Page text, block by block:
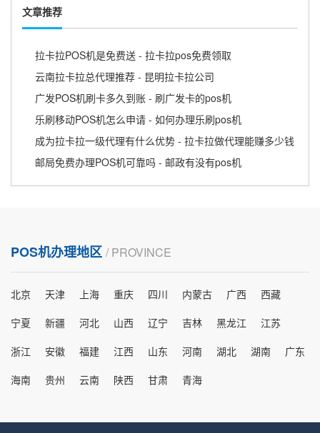
文章推荐
拉卡拉POS机是免费送 - 拉卡拉pos免费领取
云南拉卡拉总代理推荐 - 昆明拉卡拉公司
广发POS机刷卡多久到账 - 刷广发卡的pos机
乐刷移动POS机怎么申请 - 如何办理乐刷pos机
成为拉卡拉一级代理有什么优势 - 拉卡拉做代理能赚多少钱
邮局免费办理POS机可靠吗 - 邮政有没有pos机
POS机办理地区 / PROVINCE
北京 天津 上海 重庆 四川 内蒙古 广西
西藏
宁夏
新疆 河北 山西 辽宁 吉林 黑龙江
江苏
浙江
安徽 福建 江西 山东 河南 湖北 湖南
广东
海南
贵州 云南 陕西 甘肃 青海